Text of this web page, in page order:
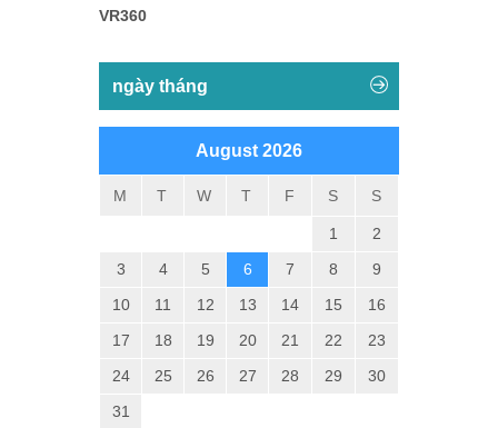
VR360
ngày tháng
August 2026
M T W T F S S
1
2
3
4 5 6 7 8
9
10
11 12 13 14 15
16
17
18 19 20 21 22
23
24
25 26 27 28 29
30
31